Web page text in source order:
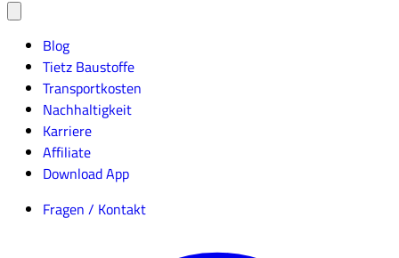
Blog
Tietz Baustoffe
Transportkosten
Nachhaltigkeit
Karriere
Affiliate
Download App
Fragen / Kontakt